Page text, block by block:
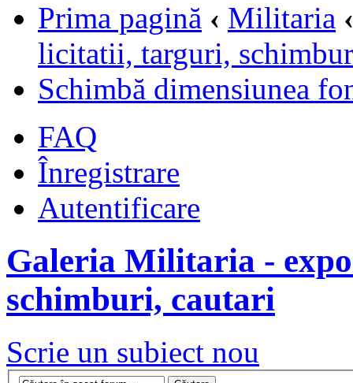
Prima pagină ‹ Militaria ‹
licitatii, targuri,
Schimbă dimensiunea
FAQ
Înregistrare
Autentificare
Galeria Militaria -
schimburi, cautari
Scrie un subiect nou